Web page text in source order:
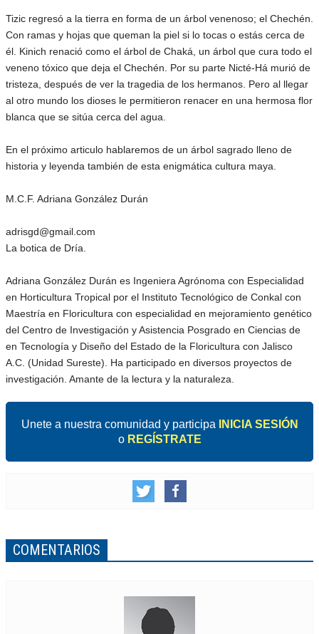
Tizic regresó a la tierra en forma de un árbol venenoso; el Chechén.
Con ramas y hojas que queman la piel si lo tocas o estás cerca de
él. Kinich renació como el árbol de Chaká, un árbol que cura todo el
veneno tóxico que deja el Chechén. Por su parte Nicté-Há murió de
tristeza, después de ver la tragedia de los hermanos. Pero al llegar
al otro mundo los dioses le permitieron renacer en una hermosa flor
blanca que se sitúa cerca del agua.
En el próximo articulo hablaremos de un árbol sagrado lleno de
historia y leyenda también de esta enigmática cultura maya.
M.C.F. Adriana González Durán
adrisgd@gmail.com
La botica de Dría.
Adriana González Durán es Ingeniera Agrónoma con Especialidad
en Horticultura Tropical por el Instituto Tecnológico de Conkal con
Maestría en Floricultura con especialidad en mejoramiento genético
del Centro de Investigación y Asistencia Posgrado en Ciencias de
en Tecnología y Diseño del Estado de la Floricultura con Jalisco
A.C. (Unidad Sureste). Ha participado en diversos proyectos de
investigación. Amante de la lectura y la naturaleza.
Unete a nuestra comunidad y participa
INICIA SESIÓN
o REGÍSTRATE
COMENTARIOS